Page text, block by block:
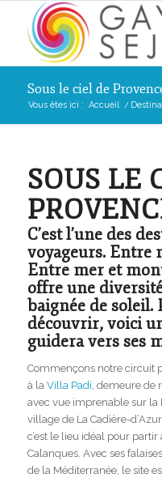
Sous le ciel de
Vous êtes ici : Accueil /
SOUS LE
C’est l’une des
voyageurs. Entre
Entre mer et
offre une
baignée de soleil.
découvrir, voici
guidera vers ses
Commençons notre circuit
à la Villa Padi, demeure de
avec vue imprenable sur la
village de La Cadière-
c’est le lieu idéal pour
Calanques. Avec ses
de la Méditerranée, le site